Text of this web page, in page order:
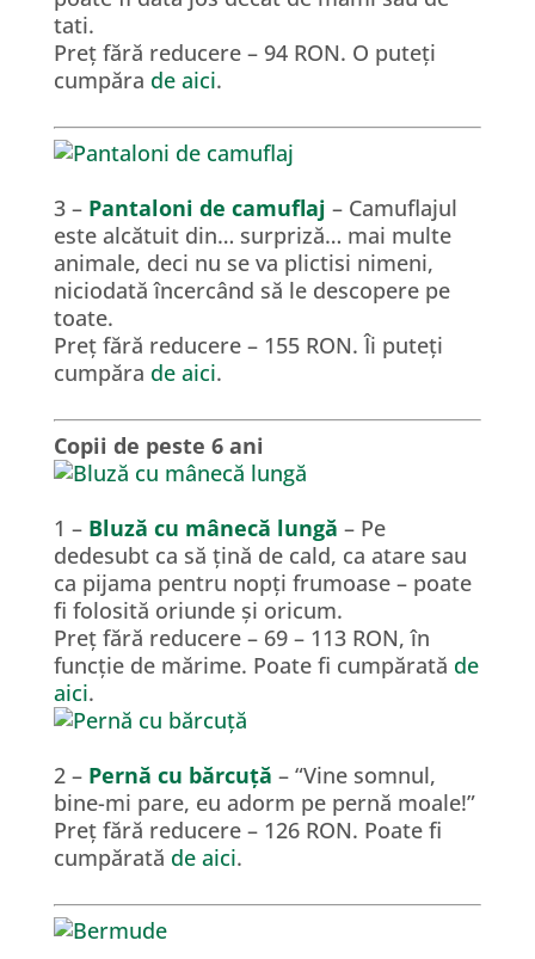
tati.
Preț fără reducere – 94 RON. O puteți
cumpăra de aici.
3 – Pantaloni de camuflaj – Camuflajul
este alcătuit din… surpriză… mai multe
animale, deci nu se va plictisi nimeni,
niciodată încercând să le descopere pe
toate.
Preț fără reducere – 155 RON. Îi puteți
cumpăra de aici.
Copii de peste 6 ani
1 – Bluză cu mânecă lungă – Pe
dedesubt ca să țină de cald, ca atare sau
ca pijama pentru nopți frumoase – poate
fi folosită oriunde și oricum.
Preț fără reducere – 69 – 113 RON, în
funcție de mărime. Poate fi cumpărată de
aici.
2 – Pernă cu bărcuță – “Vine somnul,
bine-mi pare, eu adorm pe pernă moale!”
Preț fără reducere – 126 RON. Poate fi
cumpărată de aici.